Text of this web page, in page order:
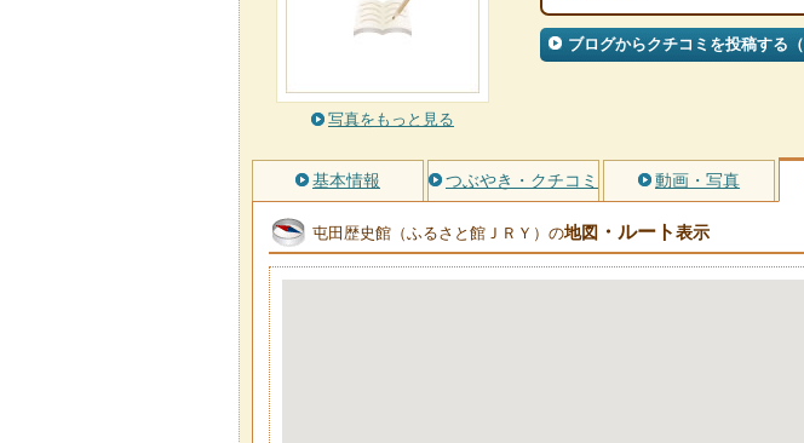
写真をもっと見る
ブログからクチコミを投稿する（
基本情報 つぶやき・クチコミ 動画・写真
屯田歴史館（ふるさと館ＪＲＹ）の地図 ・ルート表示